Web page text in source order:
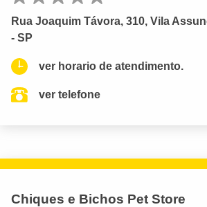
Rua Joaquim Távora, 310, Vila
- SP
ver horario de atendimento.
ver telefone
Chiques e Bichos Pet Store